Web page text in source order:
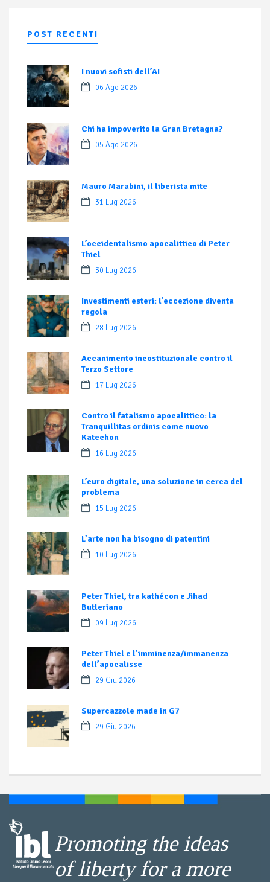
POST RECENTI
I nuovi sofisti dell’AI
06 Ago 2026
Chi ha impoverito la Gran Bretagna?
05 Ago 2026
Mauro Marabini, il liberista mite
31 Lug 2026
L’occidentalismo apocalittico di Peter
Thiel
30 Lug 2026
Investimenti esteri: l’eccezione diventa
regola
28 Lug 2026
Accanimento incostituzionale contro il
Terzo Settore
17 Lug 2026
Contro il fatalismo apocalittico: la
Tranquillitas ordinis come nuovo
Katechon
16 Lug 2026
L’euro digitale, una soluzione in cerca del
problema
15 Lug 2026
L’arte non ha bisogno di patentini
10 Lug 2026
Peter Thiel, tra kathécon e Jihad
Butleriano
09 Lug 2026
Peter Thiel e l’imminenza/immanenza
dell’apocalisse
29 Giu 2026
Supercazzole made in G7
29 Giu 2026
Promoting the ideas
of liberty for a more